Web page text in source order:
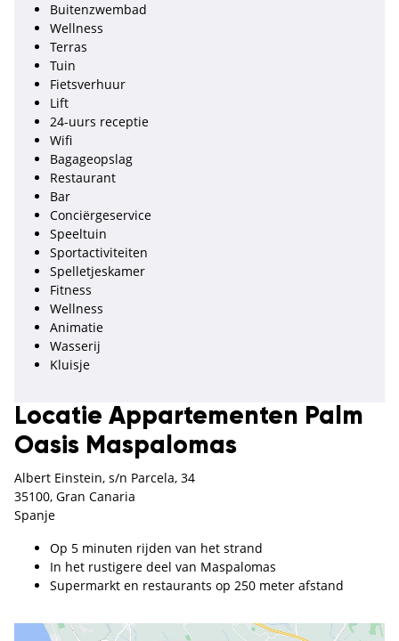
Buitenzwembad
Wellness
Terras
Tuin
Fietsverhuur
Lift
24-uurs receptie
Wifi
Bagageopslag
Restaurant
Bar
Conciërgeservice
Speeltuin
Sportactiviteiten
Spelletjeskamer
Fitness
Wellness
Animatie
Wasserij
Kluisje
Locatie Appartementen Palm
Oasis Maspalomas
Albert Einstein, s/n Parcela, 34
35100, Gran Canaria
Spanje
Op 5 minuten rijden van het strand
In het rustigere deel van Maspalomas
Supermarkt en restaurants op 250 meter afstand